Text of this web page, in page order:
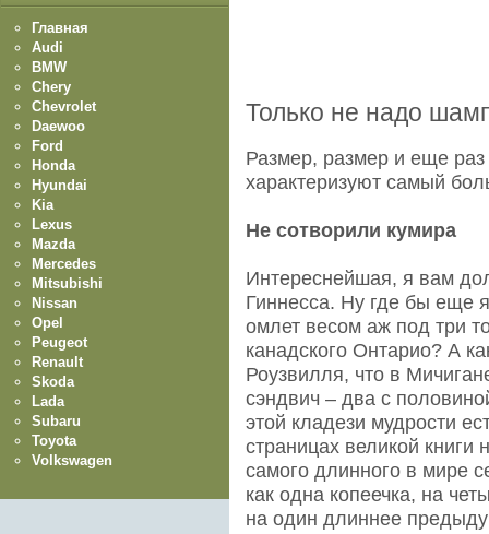
Только не надо
Размер, размер и еще
характеризуют самый
Не сотворили кумира
Интереснейшая, я вам
Гиннесса. Ну где бы еще
омлет весом аж под три
канадского Онтарио? А
Роузвилля, что в
сэндвич – два с
этой кладези мудрости
страницах великой книги
самого длинного в мире
как одна копеечка, на
на один длиннее
Главная
Audi
BMW
Chery
Chevrolet
Daewoo
Ford
Honda
Hyundai
Kia
Lexus
Mazda
Mercedes
Mitsubishi
Nissan
Opel
Peugeot
Renault
Skoda
Lada
Subaru
Toyota
Volkswagen